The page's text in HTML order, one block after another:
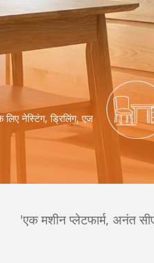
लिए नेस्टिंग, ड्रिलिंग, एज
'एक मशीन प्लेटफार्म, अनंत